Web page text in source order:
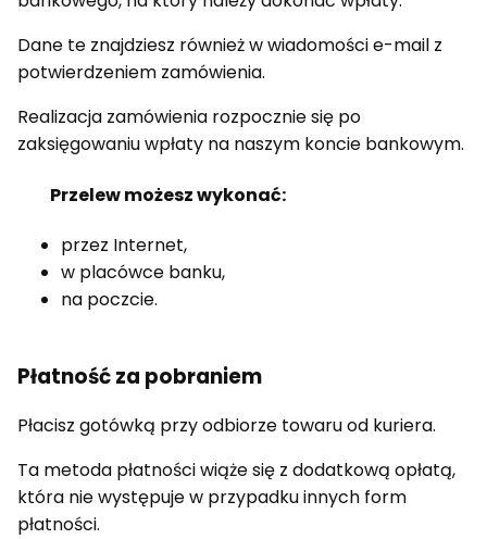
Dane te znajdziesz również w wiadomości e-mail z
potwierdzeniem zamówienia.
Realizacja zamówienia rozpocznie się po
zaksięgowaniu wpłaty na naszym koncie bankowym.
Przelew możesz wykonać:
przez Internet,
w placówce banku,
na poczcie.
Płatność za pobraniem
Płacisz gotówką przy odbiorze towaru od kuriera.
Ta metoda płatności wiąże się z dodatkową opłatą,
która nie występuje w przypadku innych form
płatności.